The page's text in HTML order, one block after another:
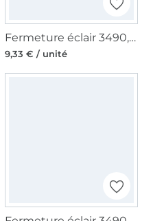
Fermeture éclair 3490, pink
9,33 € / unité